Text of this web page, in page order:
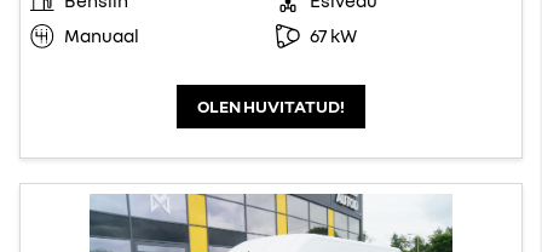
Manuaal
67 kW
OLEN HUVITATUD!